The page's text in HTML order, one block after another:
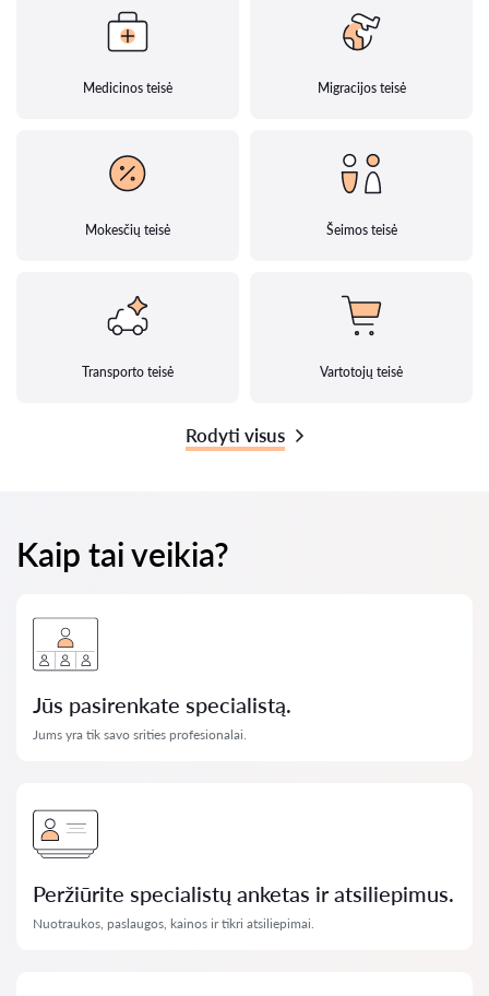
Medicinos teisė Migracijos teisė
Mokesčių teisė Šeimos teisė
Transporto teisė Vartotojų teisė
Rodyti visus
Kaip tai veikia?
Jūs pasirenkate specialistą.
Jums yra tik savo srities profesionalai.
Peržiūrite specialistų anketas ir atsiliepimus.
Nuotraukos, paslaugos, kainos ir tikri atsiliepimai.